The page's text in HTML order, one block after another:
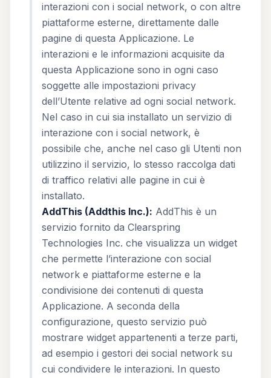
interazioni con i social network, o con altre
piattaforme esterne, direttamente dalle
pagine di questa Applicazione. Le
interazioni e le informazioni acquisite da
questa Applicazione sono in ogni caso
soggette alle impostazioni privacy
dell’Utente relative ad ogni social network.
Nel caso in cui sia installato un servizio di
interazione con i social network, è
possibile che, anche nel caso gli Utenti non
utilizzino il servizio, lo stesso raccolga dati
di traffico relativi alle pagine in cui è
installato.
AddThis (Addthis Inc.): AddThis è un
servizio fornito da Clearspring
Technologies Inc. che visualizza un widget
che permette l’interazione con social
network e piattaforme esterne e la
condivisione dei contenuti di questa
Applicazione. A seconda della
configurazione, questo servizio può
mostrare widget appartenenti a terze parti,
ad esempio i gestori dei social network su
cui condividere le interazioni. In questo